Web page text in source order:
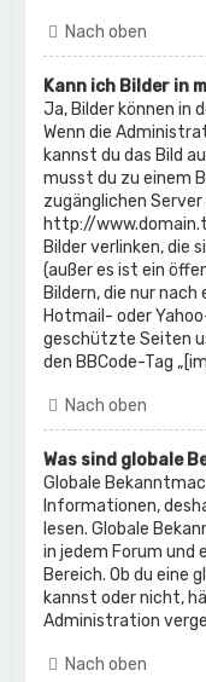
Nach oben
Kann ich Bilder in
Ja, Bilder können in
Wenn die
kannst du das Bild
musst du zu einem
zugänglichen Server
http://
Bilder verlinken, die
(außer es ist ein
Bildern, die nur
Hotmail- oder
geschützte Seiten
den BBCode-Tag
Nach oben
Was sind globale
Globale
Informationen,
lesen. Globale
in jedem Forum und
Bereich. Ob du eine
kannst oder nicht,
Administration
Nach oben